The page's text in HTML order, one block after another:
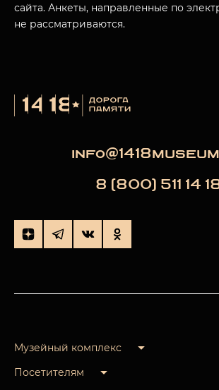
сайта. Анкеты, направленные по
не рассматриваются.
8 (800) 511 14
Музейный комплекс
Посетителям